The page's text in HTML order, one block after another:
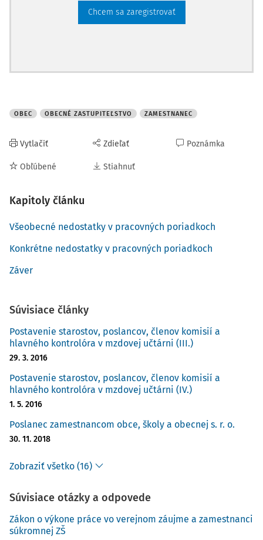
Chcem sa zaregistrovať
OBEC OBECNÉ ZASTUPITEĽSTVO ZAMESTNANEC
Vytlačiť
Obľúbené
Zdieľať
Stiahnuť
Poznámka
Kapitoly článku
Všeobecné nedostatky v pracovných poriadkoch
Konkrétne nedostatky v pracovných poriadkoch
Záver
Súvisiace články
Postavenie starostov, poslancov, členov komisií a
hlavného kontrolóra v mzdovej učtárni (III.)
29. 3. 2016
Postavenie starostov, poslancov, členov komisií a
hlavného kontrolóra v mzdovej učtárni (IV.)
1. 5. 2016
Poslanec zamestnancom obce, školy a obecnej s. r. o.
30. 11. 2018
Zobraziť všetko (16)
Súvisiace otázky a odpovede
Zákon o výkone práce vo verejnom záujme a zamestnanci
súkromnej ZŠ